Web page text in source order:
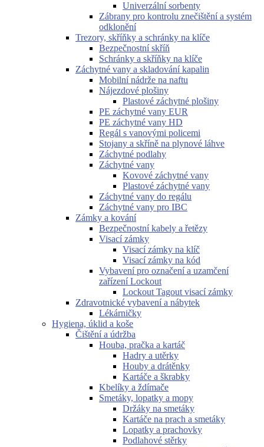
Univerzální sorbenty
Zábrany pro kontrolu znečištění a systém
odklonění
Trezory, skříňky a schránky na klíče
Bezpečnostní skříň
Schránky a skříňky na klíče
Záchytné vany a skladování kapalin
Mobilní nádrže na naftu
Nájezdové plošiny
Plastové záchytné plošiny
PE záchytné vany EUR
PE záchytné vany HD
Regál s vanovými policemi
Stojany a skříně na plynové láhve
Záchytné podlahy
Záchytné vany
Kovové záchytné vany
Plastové záchytné vany
Záchytné vany do regálu
Záchytné vany pro IBC
Zámky a kování
Bezpečnostní kabely a řetězy
Visací zámky
Visací zámky na klíč
Visací zámky na kód
Vybavení pro označení a uzamčení
zařízení Lockout
Lockout Tagout visací zámky
Zdravotnické vybavení a nábytek
Lékárničky
Hygiena, úklid a koše
Čištění a údržba
Houba, pračka a kartáč
Hadry a utěrky
Houby a drátěnky
Kartáče a škrabky
Kbelíky a ždímače
Smetáky, lopatky a mopy
Držáky na smetáky
Kartáče na prach a smetáky
Lopatky a prachovky
Podlahové stěrky